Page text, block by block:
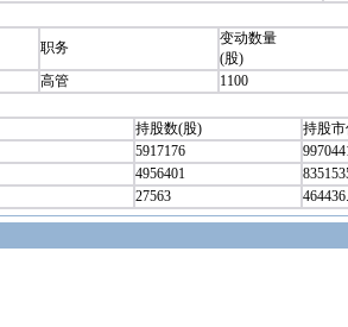
职务
变动数量
(股)
高管 1100
持股数(股)
持股
5917176
4956401
27563